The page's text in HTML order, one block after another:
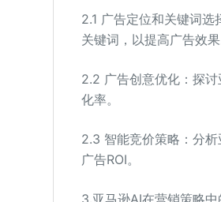
2.1 广告定位和关键词
关键词，以提高广告效果
2.2 广告创意优化：探
化率。
2.3 智能竞价策略：分
广告ROI。
3.亚马逊AI在营销策略中